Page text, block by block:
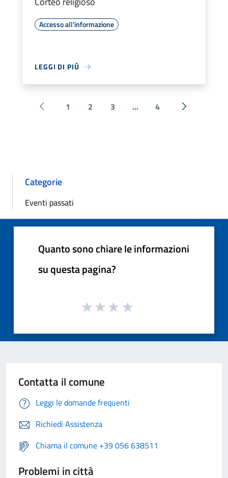
Accesso all'informazione
LEGGI DI PIÙ
Pagina precedente
1 2 3 ... 4 Successiva
Categorie
Eventi passati
Quanto sono chiare le informazioni
su questa pagina?
Contatta il comune
Leggi le domande frequenti
Richiedi Assistenza
Chiama il comune +39 056 638511
Problemi in città